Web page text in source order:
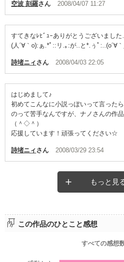
空波 刻羅さん 2008/04/07 11:27
すてきなﾚﾋﾞｭｰありがとうございまし
(人´∀｀o):ぁ.*ﾟ::リ.｡:が..と*.ぅﾟ:..(o´∀
詩堵ニィ さん 2008/04/03 22:05
はじめまして♪
初めてこんなに小説っぽいって言った
のって苦手なんですが、ナノさんの作
（＾◇＾）
応援しています！頑張ってください☆
詩堵ニィ さん 2008/03/29 23:54
もっと見
この作品のひとこと感想
すべての感想